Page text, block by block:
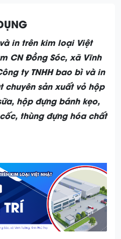
in trên kim loại Việt
CN Đồng Sóc, xã Vĩnh
ty TNHH bao bì và in
chuyên sản xuất vỏ hộp
hộp đựng bánh kẹo,
thùng đựng hóa chất